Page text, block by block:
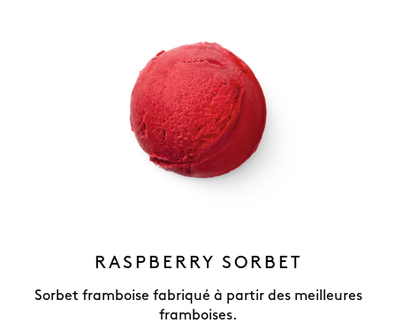
RASPBERRY SORBET
Sorbet framboise fabriqué à partir des meilleures
framboises.